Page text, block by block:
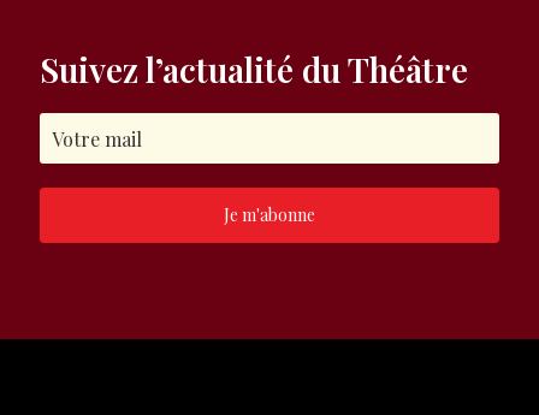
Suivez l’actualité du Théâtre
Je m'abonne